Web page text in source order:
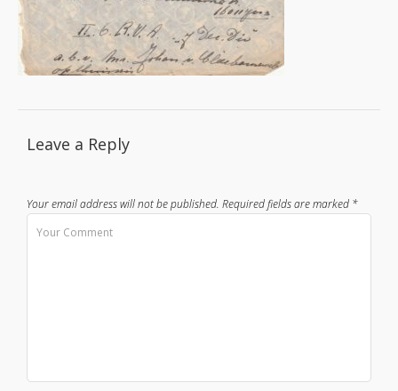
Leave a Reply
Your email address will not be published. Required fields are marked *